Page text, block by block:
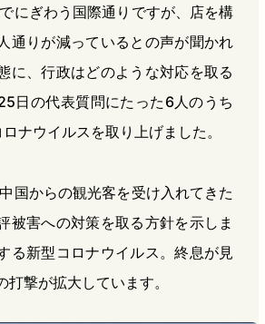
にぎわう国際通りですが、店を構
通りが減っているとの声が聞かれ
に、行政はどのような対応を取る
日の代表質問にたった6人のうち
ナウイルスを取り上げました。
国からの観光客を受け入れてきた
被害への対策を取る方針を示しま
る新型コロナウイルス。終息が見
打撃が拡大しています。